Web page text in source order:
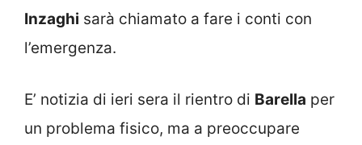
Inzaghi sarà chiamato a fare i conti con
l’emergenza.
E’ notizia di ieri sera il rientro di Barella per
un problema fisico, ma a preoccupare